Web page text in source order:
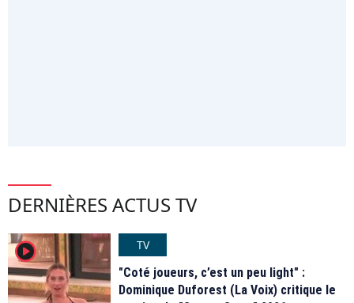
DERNIÈRES ACTUS TV
player2
TV
"Coté joueurs, c’est un peu light" :
Dominique Duforest (La Voix) critique le